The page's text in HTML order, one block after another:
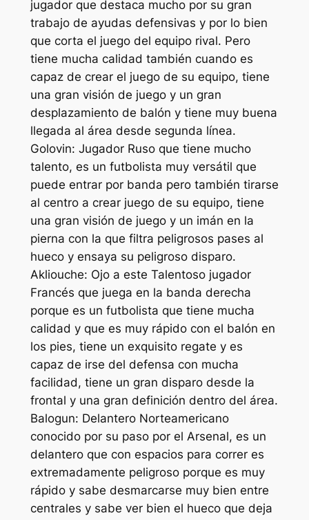
jugador que destaca mucho por su gran
trabajo de ayudas defensivas y por lo bien
que corta el juego del equipo rival. Pero
tiene mucha calidad también cuando es
capaz de crear el juego de su equipo, tiene
una gran visión de juego y un gran
desplazamiento de balón y tiene muy buena
llegada al área desde segunda línea.
Golovin: Jugador Ruso que tiene mucho
talento, es un futbolista muy versátil que
puede entrar por banda pero también tirarse
al centro a crear juego de su equipo, tiene
una gran visión de juego y un imán en la
pierna con la que filtra peligrosos pases al
hueco y ensaya su peligroso disparo.
Akliouche: Ojo a este Talentoso jugador
Francés que juega en la banda derecha
porque es un futbolista que tiene mucha
calidad y que es muy rápido con el balón en
los pies, tiene un exquisito regate y es
capaz de irse del defensa con mucha
facilidad, tiene un gran disparo desde la
frontal y una gran definición dentro del área.
Balogun: Delantero Norteamericano
conocido por su paso por el Arsenal, es un
delantero que con espacios para correr es
extremadamente peligroso porque es muy
rápido y sabe desmarcarse muy bien entre
centrales y sabe ver bien el hueco que deja